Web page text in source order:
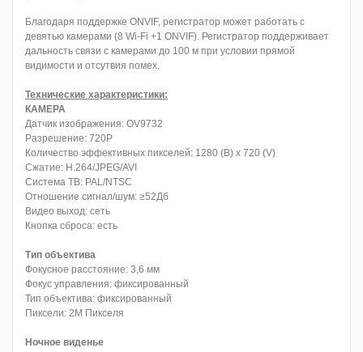
Благодаря поддержке ONVIF, регистратор может работать с
девятью камерами (8 Wi-Fi +1 ONVIF). Регистратор поддерживает
дальность связи с камерами до 100 м при условии прямой
видимости и отсутвия помех.
Технические характеристики:
КАМЕРА
Датчик изображения: OV9732
Разрешение: 720Р
Количество эффективных пикселей: 1280 (В) х 720 (V)
Сжатие: H.264/JPEG/AVI
Система ТВ: PAL/NTSC
Отношение сигнал/шум: ≥52Дб
Видео выход: сеть
Кнопка сброса: есть
Тип объектива
Фокусное расстояние: 3,6 мм
Фокус управления: фиксированный
Тип объектива: фиксированный
Пиксели: 2М Пикселя
Ночное виденье